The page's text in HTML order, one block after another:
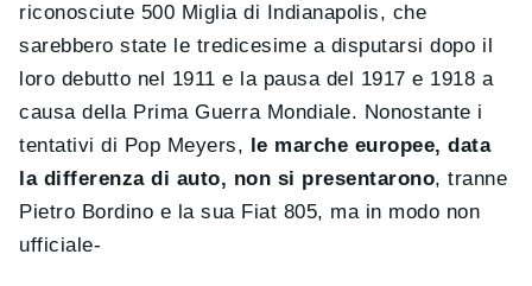
riconosciute 500 Miglia di Indianapolis, che
sarebbero state le tredicesime a disputarsi dopo il
loro debutto nel 1911 e la pausa del 1917 e 1918 a
causa della Prima Guerra Mondiale. Nonostante i
tentativi di Pop Meyers,
le marche europee, data
la differenza di auto, non si presentarono, tranne
Pietro Bordino e la sua Fiat 805, ma in modo non
ufficiale-